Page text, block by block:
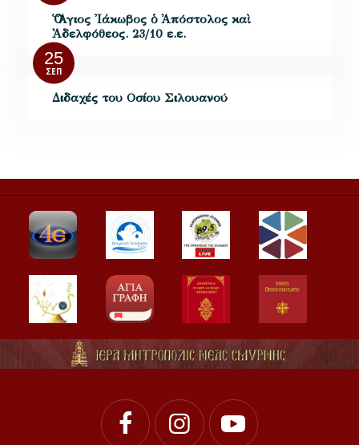
Ὁ Ἅγιος Ἰάκωβος ὁ Ἀπόστολος καὶ
Ἀδελφόθεος. 23/10 ε.ε.
25
ΣΕΠ
Διδαχές του Οσίου Σιλουανού